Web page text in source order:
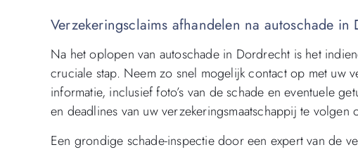
Verzekeringsclaims afhandelen na autoschade in
Na het oplopen van autoschade in Dordrecht is het
cruciale stap. Neem zo snel mogelijk contact op met uw
informatie, inclusief foto’s van de schade en eventuele
en deadlines van uw verzekeringsmaatschappij te volgen
Een grondige schade-inspectie door een expert van de